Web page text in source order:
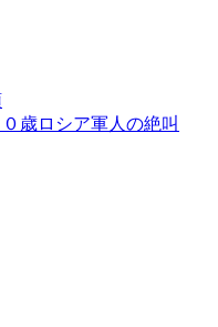
歳ロシア軍人の絶叫